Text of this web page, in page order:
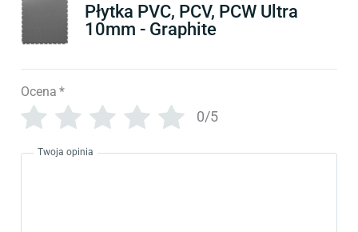
Płytka PVC, PCV, PCW Ultra
10mm - Graphite
Ocena *
0/5
Twoja opinia